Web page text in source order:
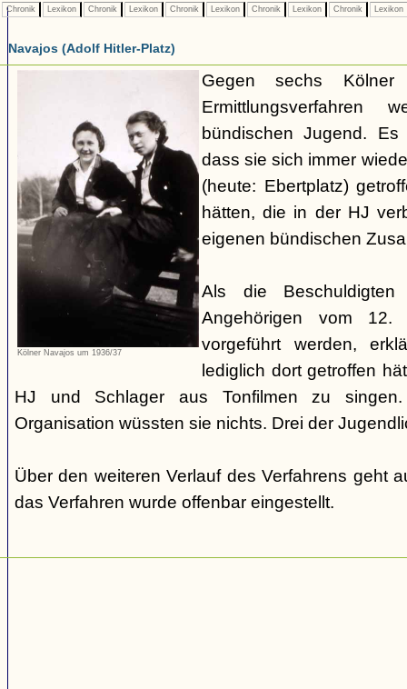
Chronik Lexikon Chronik Lexikon Chronik Lexikon Chronik Lexikon Chronik Lexikon
Navajos (Adolf Hitler-Platz)
Kölner Navajos um 1936/37
Gegen sechs
Ermittlungsverfahren
bündischen Jugend.
dass sie sich immer
(heute: Ebertplatz)
hätten, die in der HJ
eigenen bündischen
Als die
Angehörigen vom
vorgeführt werden,
lediglich dort getroffen
HJ und Schlager aus Tonfilmen zu
Organisation wüssten sie nichts. Drei der
Über den weiteren Verlauf des Verfahrens geht
das Verfahren wurde offenbar eingestellt.